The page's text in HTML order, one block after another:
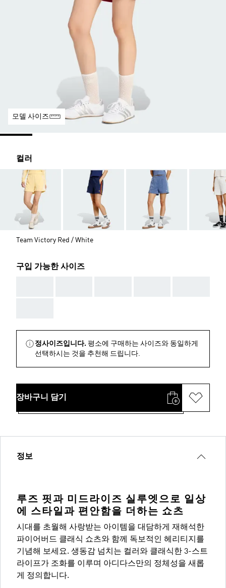
모델 사이즈
컬러
Team Victory Red / White
구입 가능한 사이즈
정사이즈입니다. 평소에 구매하는 사이즈와 동일하게
선택하시는 것을 추천해 드립니다.
장바구니 담기
정보
루즈 핏과 미드라이즈 실루엣으로 일상
에 스타일과 편안함을 더하는 쇼츠
시대를 초월해 사랑받는 아이템을 대담하게 재해석한
파이어버드 클래식 쇼츠와 함께 독보적인 헤리티지를
기념해 보세요. 생동감 넘치는 컬러와 클래식한 3-스트
라이프가 조화를 이루며 아디다스만의 정체성을 새롭
게 정의합니다.